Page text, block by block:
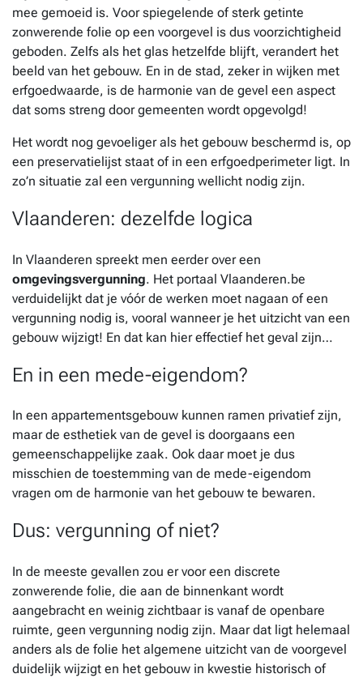
mee gemoeid is. Voor spiegelende of sterk getinte
zonwerende folie op een voorgevel is dus voorzichtigheid
geboden. Zelfs als het glas hetzelfde blijft, verandert het
beeld van het gebouw. En in de stad, zeker in wijken met
erfgoedwaarde, is de harmonie van de gevel een aspect
dat soms streng door gemeenten wordt opgevolgd!
Het wordt nog gevoeliger als het gebouw beschermd is, op
een preservatielijst staat of in een erfgoedperimeter ligt. In
zo’n situatie zal een vergunning wellicht nodig zijn.
Vlaanderen: dezelfde logica
In Vlaanderen spreekt men eerder over een
omgevingsvergunning. Het portaal Vlaanderen.be
verduidelijkt dat je vóór de werken moet nagaan of een
vergunning nodig is, vooral wanneer je het uitzicht van een
gebouw wijzigt! En dat kan hier effectief het geval zijn…
En in een mede-eigendom?
In een appartementsgebouw kunnen ramen privatief zijn,
maar de esthetiek van de gevel is doorgaans een
gemeenschappelijke zaak. Ook daar moet je dus
misschien de toestemming van de mede-eigendom
vragen om de harmonie van het gebouw te bewaren.
Dus: vergunning of niet?
In de meeste gevallen zou er voor een discrete
zonwerende folie, die aan de binnenkant wordt
aangebracht en weinig zichtbaar is vanaf de openbare
ruimte, geen vergunning nodig zijn. Maar dat ligt helemaal
anders als de folie het algemene uitzicht van de voorgevel
duidelijk wijzigt en het gebouw in kwestie historisch of